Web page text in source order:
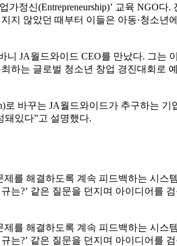
정신(Entrepreneurship)’ 교육 NGO
지 않았던 때부터 이들은 아동·청소
JA월드와이드 CEO를 만났다. 그는
최하는 글로벌 청소년 창업 경진대회
로 바꾸는 JA월드와이드가 추구하는
돼있다”고 설명했다.
를 해결하도록 계속 피드백하는 시
는?’ 같은 질문을 던지며 아이디어를
를 해결하도록 계속 피드백하는 시
는?’ 같은 질문을 던지며 아이디어를